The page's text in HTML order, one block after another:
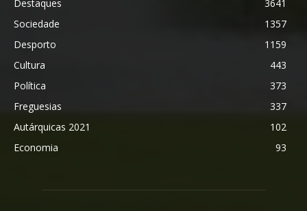
Destaques
3641
Sociedade
1357
Desporto
1159
Cultura
443
Política
373
Freguesias
337
Autárquicas 2021
102
Economia
93